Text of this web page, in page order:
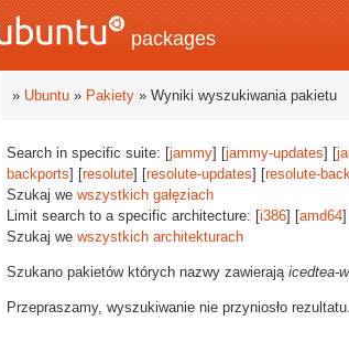
packages
» Ubuntu » Pakiety » Wyniki wyszukiwania pakietu
Search in specific suite: [jammy] [jammy-updates] [
backports] [resolute] [resolute-updates] [resolute-
Szukaj we wszystkich gałęziach
Limit search to a specific architecture: [i386] [amd64
Szukaj we wszystkich architekturach
Szukano pakietów których nazwy zawierają icedtea-
Przepraszamy, wyszukiwanie nie przyniosło rezultatu.